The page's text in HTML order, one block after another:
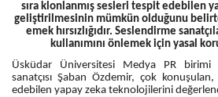
sıra klonlanmış sesleri tespit edebilen
geliştirilmesinin mümkün olduğunu
emek hırsızlığıdır. Seslendirme
kullanımını önlemek için yasal
Üsküdar Üniversitesi Medya PR birimi
sanatçısı Şaban Özdemir, çok
edebilen yapay zeka teknolojilerini